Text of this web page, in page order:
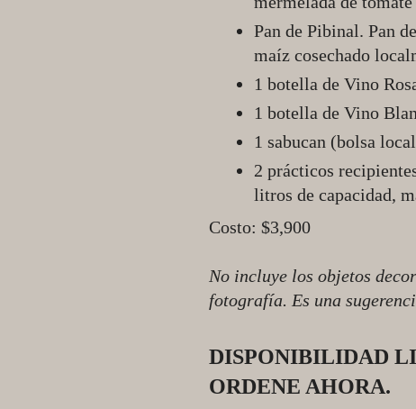
Pan de Pibinal. Pan
maíz cosechado
1 botella de Vino
1 botella de Vino
1 sabucan (bolsa
2 prácticos
litros de capacidad,
Costo: $3,900
No incluye los objetos
fotografía. Es una
DISPONIBILIDAD
ORDENE AHORA.